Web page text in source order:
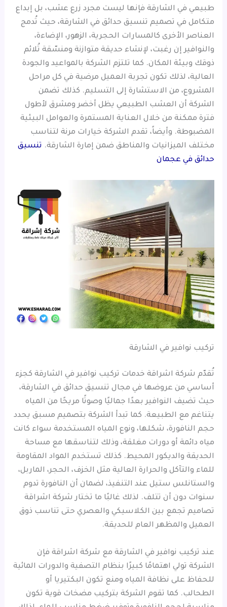
طبيعي في الشارقة فإنها ليست مجرد زرع عشب، بل إبداع
متكامل في تصميم تنسيق حدائق في الشارقة، حيث تُدمج
العناصر الأخرى كالمسارات الحجرية، الزهور، الإضاءة،
والنوافير إن رغبت، لإنشاء حديقة متوازنة ومنسّقة تُلائم
ذوقك وبيئة المكان. كما تلتزم الشركة بالمواعيد والجودة
العالية، لذلك تكون تجربة العميل مرضية في كل مراحل
المشروع، من الاستشارة إلى التسليم. كذلك تضمن
الشركة أن العشب الطبيعي يظل أخضر ومشرق لأطول
فترة ممكنة من خلال العناية المستمرة والعوامل البيئية
المضبوطة. وأيضاً، تقدم الشركة خيارات مرنة لتناسب
مختلف الميزانيات والمناطق ضمن إمارة الشارقة. تنسيق
حدائق في عجمان
تركيب نوافير في الشارقة
تُقدّم شركة اشراقة خدمات تركيب نوافير في الشارقة كجزء
أساسي من عروضها في مجال تنسيق حدائق في الشارقة،
حيث تضيف النوافير بعدًا جماليًا وصوتًا مريحًا من المياه
يتناغم مع الطبيعة. كما تبدأ الشركة بتصميم مسبق يحدد
حجم النافورة، شكلها، ونوع المياه المستخدمة سواء كانت
مياه دائمة أو دورات مغلقة، وذلك لتناسقها مع مساحة
الحديقة والديكور المحيط. كذلك تستخدم المواد المقاومة
للماء والتآكل والحرارة العالية مثل الخزف، الحجر، الماربل،
والستانلس ستيل عند التنفيذ، لضمان أن النافورة تدوم
سنوات دون أن تتلف. لذلك غالبًا ما تختار شركة اشراقة
تصاميم تجمع بين الكلاسيكي والعصري حتى تناسب ذوق
العميل والمظهر العام للحديقة.
عند تركيب نوافير في الشارقة مع شركة اشراقة فإن
الشركة تولي اهتمامًا كبيرًا بنظام التصفية والدورات المائية
للحفاظ على نظافة المياه ومنع تكون البكتيريا أو
الطحالب. كما تقوم الشركة بتركيب مضخات قوية تكون